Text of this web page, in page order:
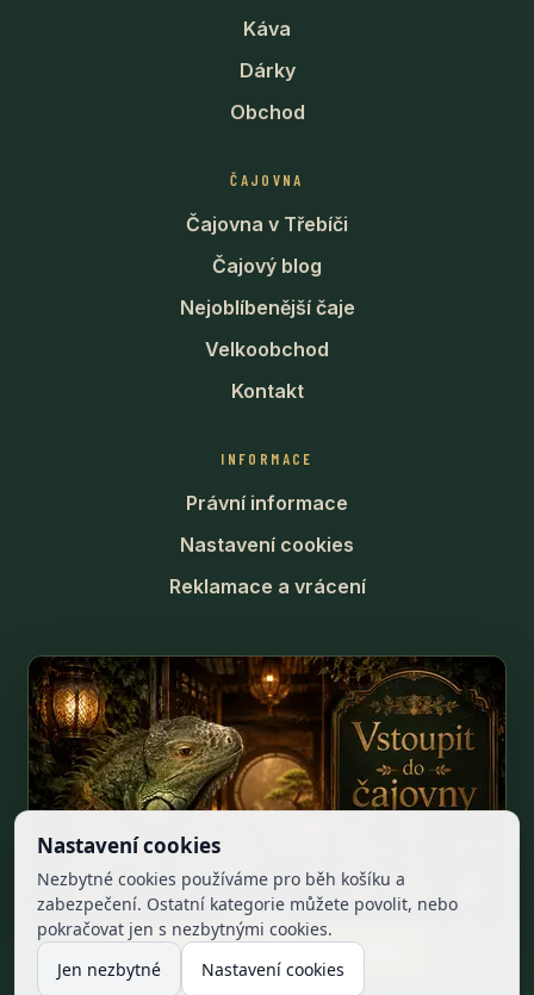
Káva
Dárky
Obchod
ČAJOVNA
Čajovna v Třebíči
Čajový blog
Nejoblíbenější čaje
Velkoobchod
Kontakt
INFORMACE
Právní informace
Nastavení cookies
Reklamace a vrácení
Odstoupit od smlouvy online
Nastavení cookies
Nezbytné cookies používáme pro běh košíku a
zabezpečení. Ostatní kategorie můžete povolit, nebo
pokračovat jen s nezbytnými cookies.
Jen nezbytné
Nastavení cookies